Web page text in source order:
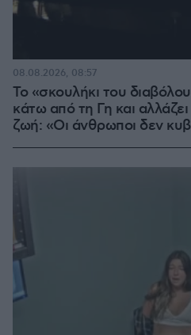
Το «σκουλήκι του
κάτω από τη Γη και
ζωή: «Οι άνθρωποι δεν
08.08.2026, 08:57